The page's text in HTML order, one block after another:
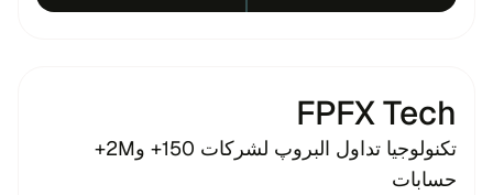
FPFX Tech
تكنولوجيا تداول البروپ لشركات 150+ و2M+
حسابات